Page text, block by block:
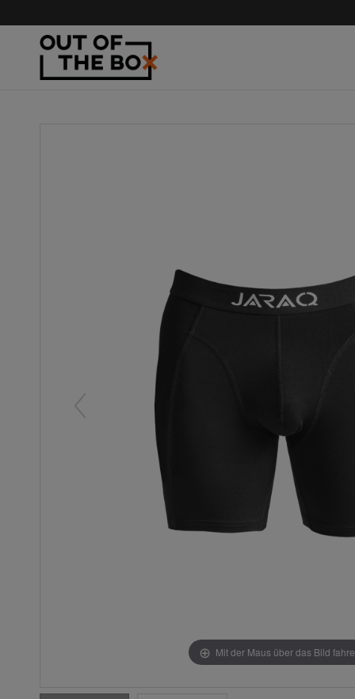
Mit der Maus über das Bild